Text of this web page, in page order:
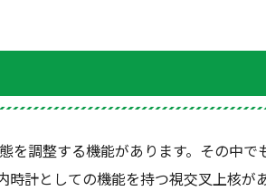
を調整する機能があります。その中
計としての機能を持つ視交叉上核が